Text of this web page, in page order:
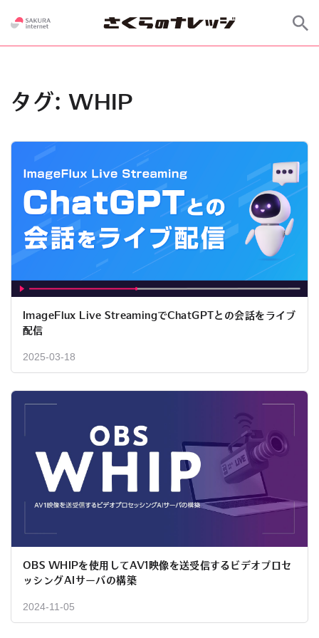
タグ: WHIP
ImageFlux Live StreamingでChatGPTとの会話をライブ
配信
2025-03-18
OBS WHIPを使用してAV1映像を送受信するビデオプロセ
ッシングAIサーバの構築
2024-11-05